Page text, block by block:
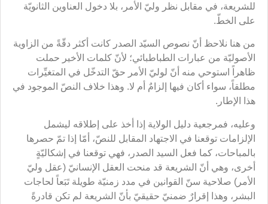
للشريعة، في مقابل نظر وليّ الأمر، بلا دخول العناوين الثانويّة
على الخطّ.
من هنا نلاحظ أنّ نصوص السيّد الصدر كانت أكثر دقّةً من الزاوية
الأصوليّة من عبارات الطباطبائي؛ لأنّ كلمات الأخير حملت
ظاهراً استوحي منه أنّ لوليّ الأمر حقّ التدخّل في المتغيِّرات
مطلقاً، سواء أكان فيها إلزامٌ أم لا. وهذا خلاف النصّ الموجود في
هذا الإطار.
وعليه، فمرجعية دليل الولاية إذا أخذ على إطلاقه ليشمل
الإلزامات توقعنا في الاجتهاد المقابل للنصّ، أمّا إذا تمّ حصرها
بالمباحات، كما فعل السيد الصدر، فهي توقعنا في إشكاليّةٍ
أخرى، وهي أنّ الشريعة قد منحت العقل الإنسانيّ (عقل وليّ
الأمر) صلاحية سنّ القوانين في مدد زمنيّة طويلة تَبَعاً لحاجات
البشر، وهذا إقرارٌ ضمنيّ حقيقيّ بأنّ الشريعة لم تكن قادرةً